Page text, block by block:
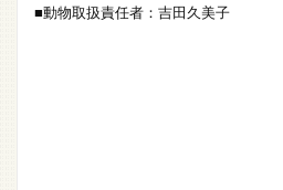
■動物取扱責任者：吉田久美子